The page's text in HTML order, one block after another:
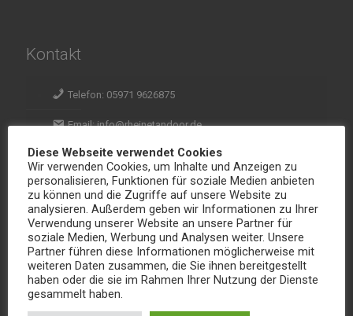
Kontakt
Telefon: 05971 9626875
Email: info@rheinetandoor.de
Bewertungen
Also erstes ist zu erwähnen, der
Service war sehr gut. Schnelle und vor allem
nette Bedienung, die aufmerksam war und
regelmäßig nachfragte ob man noch Wünsche
Diese Webseite verwendet Cookies
Wir verwenden Cookies, um Inhalte und Anzeigen zu
personalisieren, Funktionen für soziale Medien anbieten
zu können und die Zugriffe auf unsere Website zu
analysieren. Außerdem geben wir Informationen zu Ihrer
Verwendung unserer Website an unsere Partner für
soziale Medien, Werbung und Analysen weiter. Unsere
Partner führen diese Informationen möglicherweise mit
weiteren Daten zusammen, die Sie ihnen bereitgestellt
haben oder die sie im Rahmen Ihrer Nutzung der Dienste
gesammelt haben.